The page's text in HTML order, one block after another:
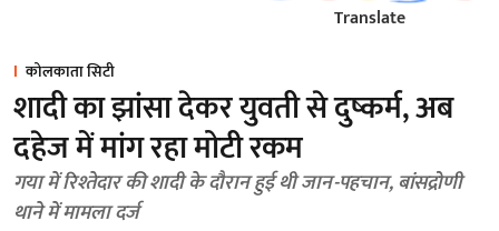
Translate
कोलकाता सिटी
शादी का झांसा देकर युवती से दुष्कर्म, अब
दहेज में मांग रहा मोटी रकम
गया में रिश्तेदार की शादी के दौरान हुई थी जान-पहचान, बांसद्रोणी
थाने में मामला दर्ज